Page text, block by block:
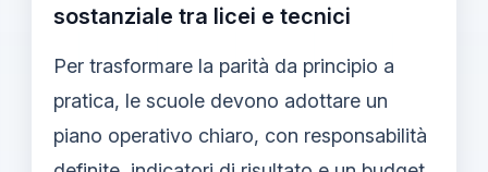
sostanziale tra licei e tecnici
Per trasformare la parità da principio a
pratica, le scuole devono adottare un
piano operativo chiaro, con responsabilità